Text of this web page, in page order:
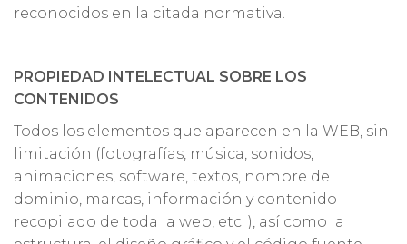
reconocidos en la citada normativa.
PROPIEDAD INTELECTUAL SOBRE LOS
CONTENIDOS
Todos los elementos que aparecen en la WEB, sin
limitación (fotografías, música, sonidos,
animaciones, software, textos, nombre de
dominio, marcas, información y contenido
recopilado de toda la web, etc. ), así como la